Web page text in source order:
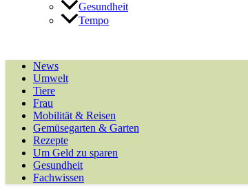
Gesundheit
Tempo
News
Umwelt
Tiere
Frau
Mobilität & Reisen
Gemüsegarten & Garten
Rezepte
Um Geld zu sparen
Gesundheit
Fachwissen